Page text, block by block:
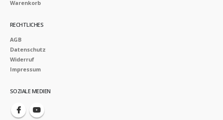
Warenkorb
RECHTLICHES
AGB
Datenschutz
Widerruf
Impressum
SOZIALE MEDIEN